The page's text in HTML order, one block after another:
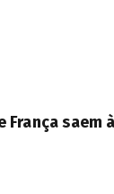
França saem